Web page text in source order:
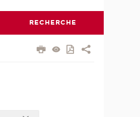
RECHERCHE